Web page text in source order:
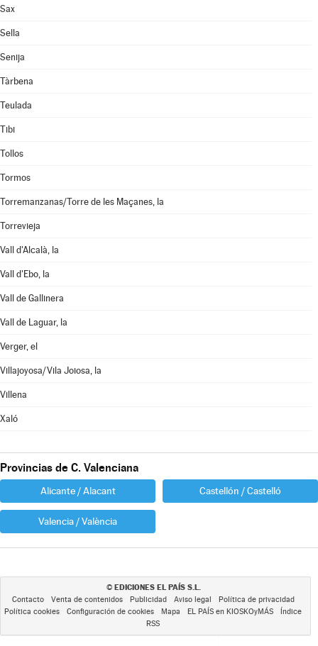
Sax
Sella
Senija
Tàrbena
Teulada
Tibi
Tollos
Tormos
Torremanzanas/Torre de les Maçanes, la
Torrevieja
Vall d'Alcalà, la
Vall d'Ebo, la
Vall de Gallinera
Vall de Laguar, la
Verger, el
Villajoyosa/Vila Joiosa, la
Villena
Xaló
Provincias de C. Valenciana
Alicante / Alacant Castellón / Castelló
Valencia / València
© EDICIONES EL PAÍS S.L.
Contacto Venta de contenidos Publicidad Aviso legal
Política de privacidad
Política cookies
Configuración de cookies Mapa EL PAÍS en KIOSKOyMÁS
Índice
RSS